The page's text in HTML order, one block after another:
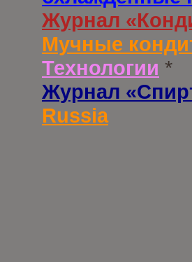
Журнал
Мучные
Технологии *
Журнал
Russia